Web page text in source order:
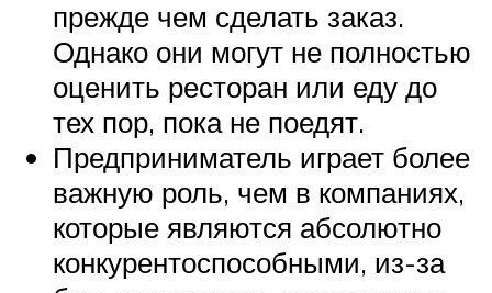
прежде чем сделать заказ.
Однако они могут не полностью
оценить ресторан или еду до
тех пор, пока не поедят.
Предприниматель играет более
важную роль, чем в компаниях,
которые являются абсолютно
конкурентоспособными, из-за